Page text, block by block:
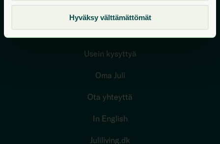
Hyväksy välttämättömät
Me olemme Juli Living
Usein kysyttyä
Oma Juli
Ota yhteyttä
In English
Juliliving.dk